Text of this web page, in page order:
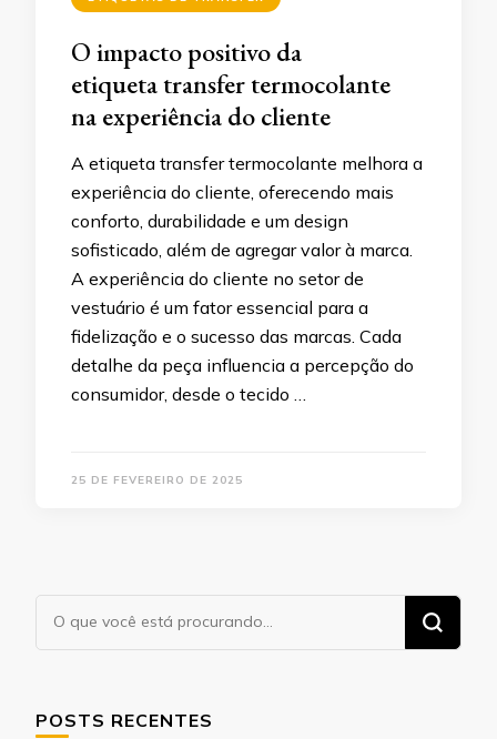
O impacto positivo da
etiqueta transfer termocolante
na experiência do cliente
A etiqueta transfer termocolante melhora a
experiência do cliente, oferecendo mais
conforto, durabilidade e um design
sofisticado, além de agregar valor à marca.
A experiência do cliente no setor de
vestuário é um fator essencial para a
fidelização e o sucesso das marcas. Cada
detalhe da peça influencia a percepção do
consumidor, desde o tecido …
25 DE FEVEREIRO DE 2025
Procurando
algo?
POSTS RECENTES